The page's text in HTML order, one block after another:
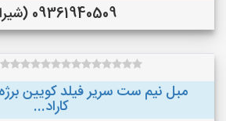
09361940509 (شیراز )
مبل نیم ست سریر فیلد کویین
کاراد...